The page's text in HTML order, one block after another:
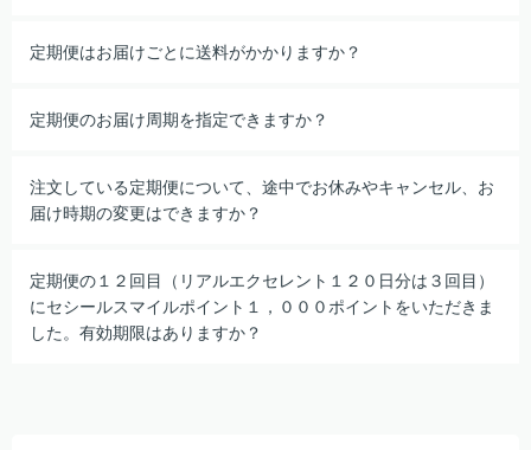
定期便はお届けごとに送料がかかりますか？
定期便のお届け周期を指定できますか？
注文している定期便について、途中でお休みやキャンセル、お
届け時期の変更はできますか？
定期便の１２回目（リアルエクセレント１２０日分は３回目）
にセシールスマイルポイント１，０００ポイントをいただきま
した。有効期限はありますか？